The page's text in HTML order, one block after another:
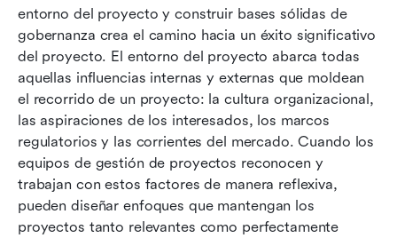
entorno del proyecto y construir bases sólidas de
gobernanza crea el camino hacia un éxito significativo
del proyecto. El entorno del proyecto abarca todas
aquellas influencias internas y externas que moldean
el recorrido de un proyecto: la cultura organizacional,
las aspiraciones de los interesados, los marcos
regulatorios y las corrientes del mercado. Cuando los
equipos de gestión de proyectos reconocen y
trabajan con estos factores de manera reflexiva,
pueden diseñar enfoques que mantengan los
proyectos tanto relevantes como perfectamente